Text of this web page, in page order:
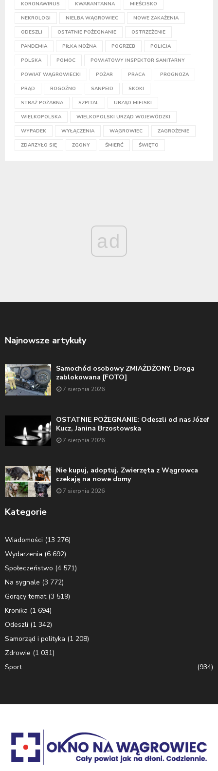
KORONAWIRUS KWARANTANNA MIEŚCISKO
NEKROLOGI NIELBA WĄGROWIEC NOWE ZAKAŻENIA
ODESZLI OSTATNIE POŻEGNANIE OSTRZEŻENIE
PANDEMIA PIŁKA NOŻNA POGRZEB POLICJA
POLSKA POMOC POWIATOWY INSPEKTOR SANITARNY
POWIAT WĄGROWIECKI POŻAR PRACA PROGNOZA
PRĄD ROGOŹNO SANPEID SKOKI
STRAŻ POŻARNA SZPITAL URZĄD MIEJSKI
WIELKOPOLSKA WIELKOPOLSKI URZĄD WOJEWÓDZKI
WYPADEK WYŁĄCZENIA WĄGROWIEC ZAGROŻENIE
ZDARZYŁO SIĘ ZGONY ŚMIERĆ ŚWIĘTO
ad
Najnowsze artykuły
Samochód osobowy ZMIAŻDŻONY. Droga
zablokowana [FOTO]
7 sierpnia 2026
OSTATNIE POŻEGNANIE: Odeszli od nas Józef
Kucz, Janina Brzostowska
7 sierpnia 2026
Nie kupuj, adoptuj. Zwierzęta z Wągrowca
czekają na nowe domy
7 sierpnia 2026
Kategorie
Wiadomości (13 276)
Wydarzenia (6 692)
Społeczeństwo (4 571)
Na sygnale (3 772)
Gorący temat(3 519)
Kronika (1 694)
Odeszli (1 342)
Samorząd i polityka (1 208)
Zdrowie (1 031)
Sport
(934)